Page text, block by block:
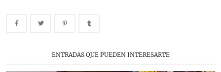
ENTRADAS QUE PUEDEN INTERESARTE